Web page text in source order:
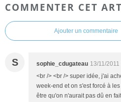
COMMENTER CET
Ajouter un commentaire
S sophie_cdugateau 13/11/2011
<br /> <br /> super idée, j'ai
week-end et on s'est forcé à
être qu'on n'aurait pas dû en